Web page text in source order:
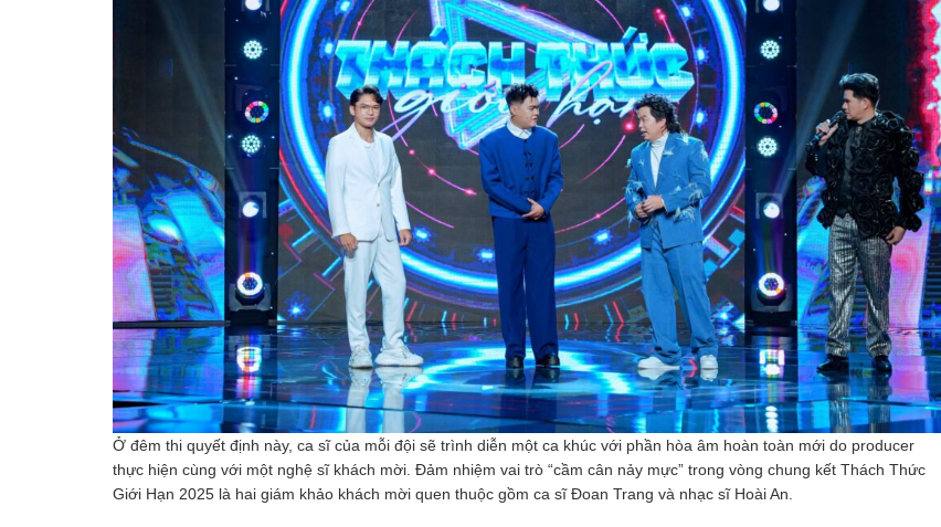
Ở đêm thi quyết định này, ca sĩ của mỗi đội sẽ trình diễn một ca khúc với phần hòa âm hoàn toàn mới do producer
thực hiện cùng với một nghệ sĩ khách mời. Đảm nhiệm vai trò “cầm cân nảy mực” trong vòng chung kết Thách Thức
Giới Hạn 2025 là hai giám khảo khách mời quen thuộc gồm ca sĩ Đoan Trang và nhạc sĩ Hoài An.